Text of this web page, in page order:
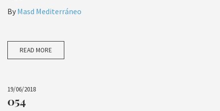
By Masd Mediterráneo
READ MORE
19/06/2018
054